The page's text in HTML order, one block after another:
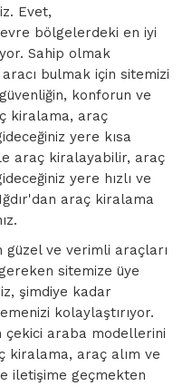
Evet,
bölgelerdeki en iyi
Sahip olmak
bulmak için sitemizi
konforun ve
kiralama, araç
yere kısa
araç kiralayabilir, araç
yere hızlı ve
araç kiralama
güzel ve verimli araçları
sitemize üye
şimdiye kadar
kolaylaştırıyor.
çekici araba modellerini
kiralama, araç alım ve
iletişime geçmekten